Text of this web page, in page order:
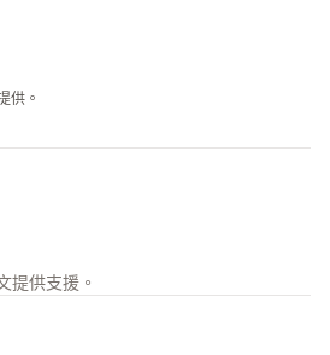
供。
提供支援。